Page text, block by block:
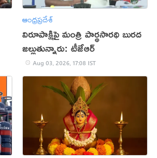
ఆంధ్రప్రదేశ్
విరూపాక్షిపై మంత్రి పార్థసారథి బురద
జల్లుతున్నారు: టీజేఆర్
Aug 03, 2026, 17:08 IST